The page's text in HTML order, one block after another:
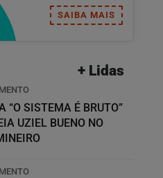
SAIBA MAIS
+ Lidas
“O SISTEMA É BRUTO”
UZIEL BUENO NO